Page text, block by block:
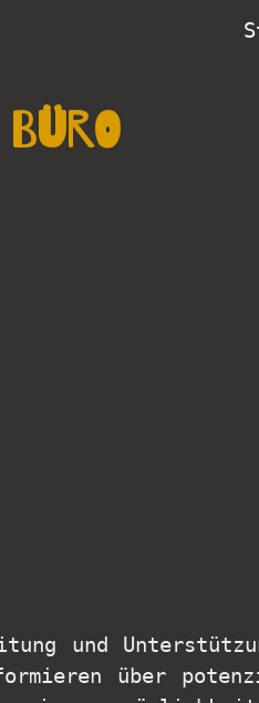
Skip to
Büro
und
über